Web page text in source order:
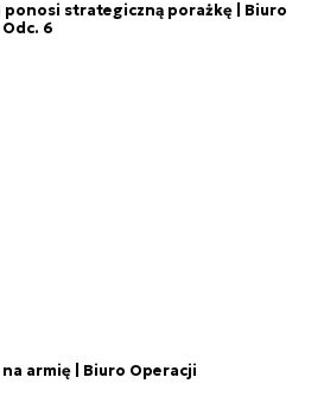
ponosi strategiczną porażkę | Biuro
6
armię | Biuro Operacji